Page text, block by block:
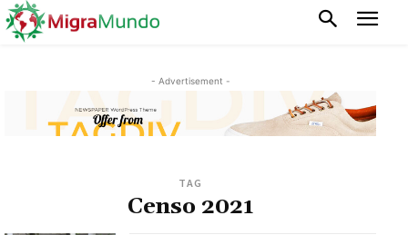
- Advertisement -
TAG
Censo 2021